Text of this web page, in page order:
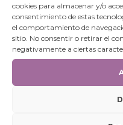
cookies para almacenar y/o
consentimiento de estas
el comportamiento de
sitio. No consentir o retirar el
negativamente a ciertas